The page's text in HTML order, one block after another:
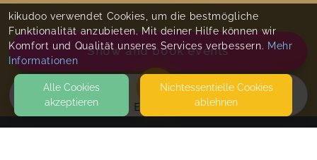
EVENTS
Show and book events
kikudoo verwendet Cookies, um die bestmögliche
Funktionalität anzubieten. Mit deiner Hilfe können wir
Komfort und Qualität unseres Services verbessern. Mehr
Informationen
Alle Cookies
akzeptieren
Nicht­essentielle Cookies
ablehnen